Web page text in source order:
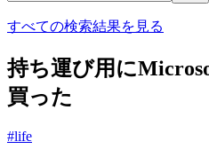
すべての検索結果を見る
持ち運び用に
買った
#life